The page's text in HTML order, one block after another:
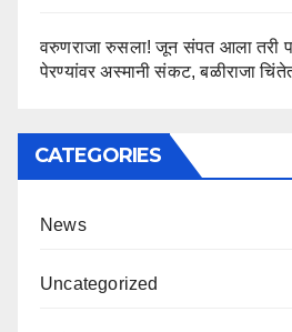
वरुणराजा रुसला! जून संपत आला तरी
पेरण्यांवर अस्मानी संकट, बळीराजा
CATEGORIES
News
Uncategorized